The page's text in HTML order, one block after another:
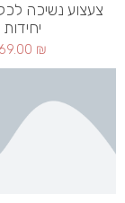
יחידות
69.00 ₪